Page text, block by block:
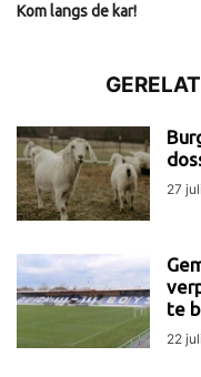
Kom langs de kar!
27
te
22